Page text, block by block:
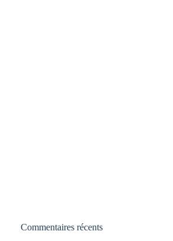
Commentaires récents